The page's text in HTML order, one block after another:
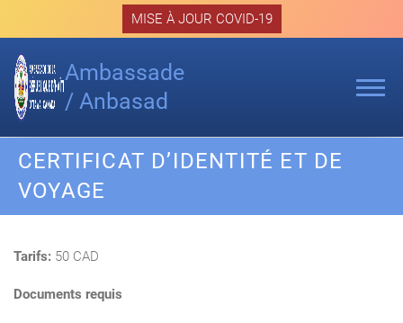
MISE À JOUR COVID-19
Ambassade
/ Anbasad
CERTIFICAT D’IDENTITÉ ET DE
VOYAGE
Tarifs: 50 CAD
Documents requis